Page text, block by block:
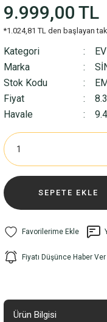
9.999,00 TL
*1.024,81 TL den başlayan
Kategori
Marka
Stok Kodu
Fiyat
Havale
SEPETE EKLE
Fiyatı Düşünce Haber Ver
Ürün Bilgisi